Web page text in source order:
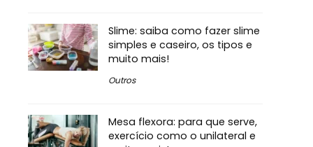
Slime: saiba como fazer slime
simples e caseiro, os tipos e
muito mais!
Outros
Mesa flexora: para que serve,
exercício como o unilateral e